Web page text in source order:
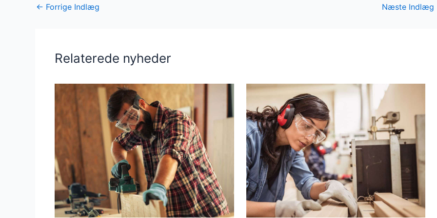
← Forrige Indlæg Næste Indlæg
Relaterede nyheder